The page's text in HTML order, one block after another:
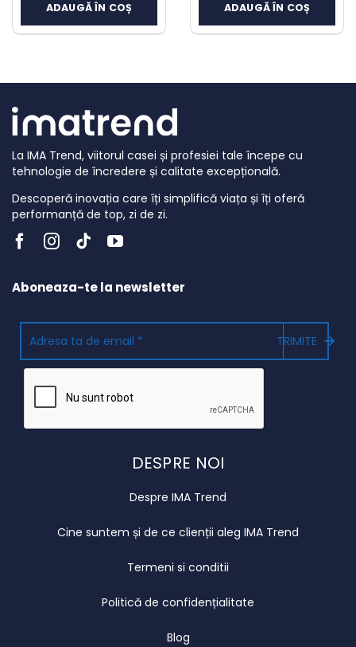
a
299 lei.
curent
este:
ADAUGĂ ÎN COȘ
a
697 lei.
curent
este:
ADAUGĂ ÎN COȘ
La IMA Trend, viitorul casei și profesiei tale începe cu
tehnologie de încredere și calitate excepțională.
Descoperă inovația care îți simplifică viața și îți oferă
performanță de top, zi de zi.
Aboneaza-te la newsletter
TRIMITE
DESPRE NOI
Despre IMA Trend
Cine suntem și de ce clienții aleg IMA Trend
Termeni si conditii
Politică de confidențialitate
Blog